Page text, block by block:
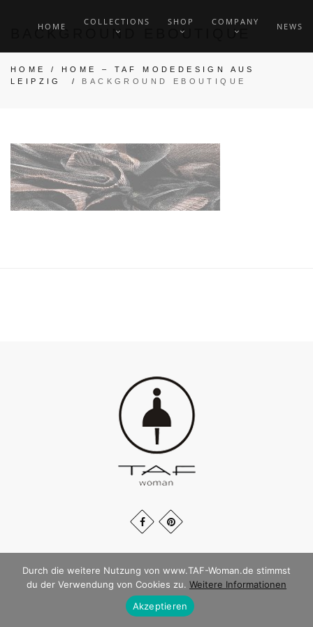
HOME COLLECTIONS SHOP COMPANY NEWS
BACKGROUND EBOUTIQUE
HOME / HOME – TAF MODEDESIGN AUS
LEIPZIG
/ BACKGROUND EBOUTIQUE
© TAF WOMAN 2026
Durch die weitere Nutzung von www.TAF-Woman.de stimmst
du der Verwendung von Cookies zu. Weitere Informationen
Akzeptieren